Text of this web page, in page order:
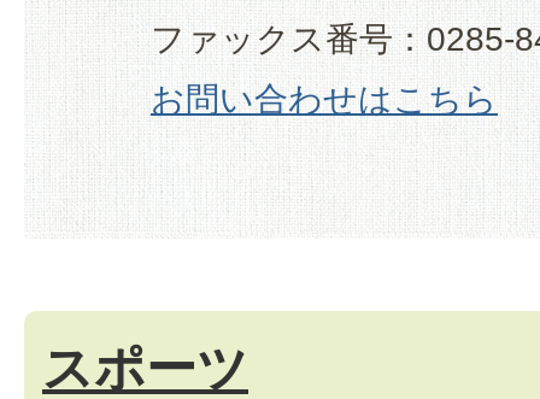
ファックス番号：0285-
お問い合わせはこちら
スポーツ